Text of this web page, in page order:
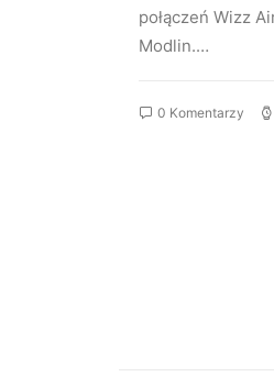
połączeń Wizz
Modlin.…
0 Komentarzy